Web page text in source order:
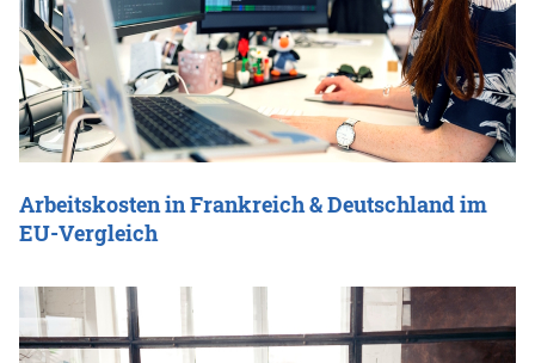
Arbeitskosten in Frankreich & Deutschland im
EU-Vergleich